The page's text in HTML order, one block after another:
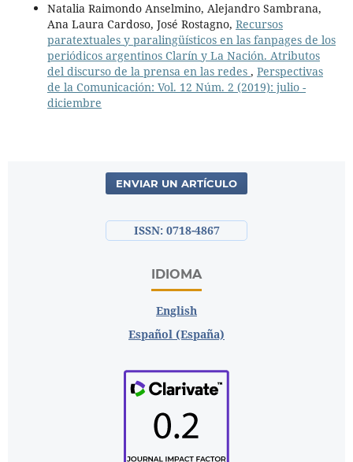
Natalia Raimondo Anselmino, Alejandro Sambrana,
Ana Laura Cardoso, José Rostagno, Recursos
paratextuales y paralingüísticos en las fanpages de los
periódicos argentinos Clarín y La Nación. Atributos
del discurso de la prensa en las redes , Perspectivas
de la Comunicación: Vol. 12 Núm. 2 (2019): julio -
diciembre
ENVIAR UN ARTÍCULO
ISSN: 0718-4867
IDIOMA
English
Español (España)